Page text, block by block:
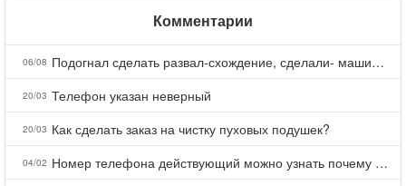
Комментарии
06/08 Подогнал сделать развал-схождение, сделали- машина уходит на право и колеса проверил все хорошо с атмосферами ужас как можно делать авто, не ужели не берегут свою репутацию, не советую.
20/03 Телефон указан неверный
20/03 Как сделать заказ на чистку пуховых подушек?
04/02 Номер телефона действующий можно узнать почему номер неправельный